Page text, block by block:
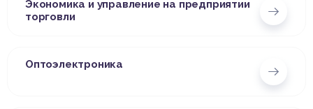
Экономика и управление на предприятии
торговли
Оптоэлектроника